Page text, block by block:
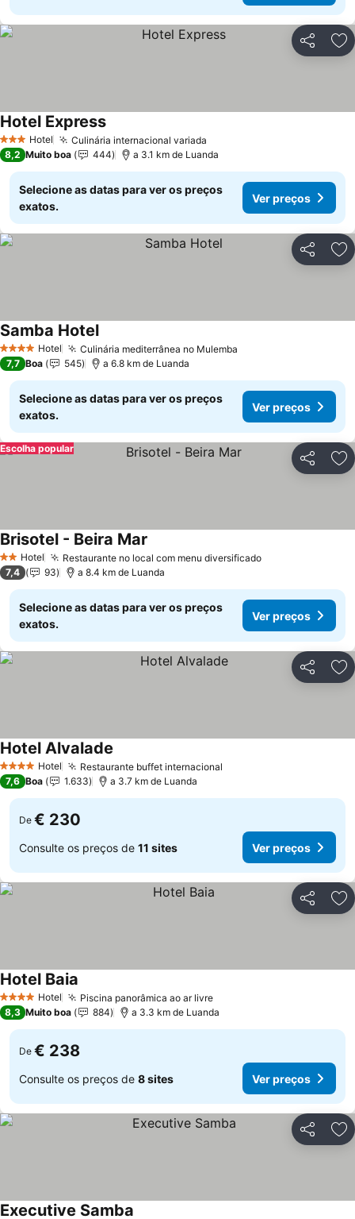
Partilhar
3 EstrelasHotel Culinária internacional variada
Hotel ExpressVer preços
8,2 Muito boa 444 a 3.1 km de Luanda
Selecione as datas para ver os preços
exatos.
Ver preços
Partilhar
4 EstrelasHotel Culinária mediterrânea no Mulemba
Samba HotelVer preços
7,7 Boa 545 a 6.8 km de Luanda
Selecione as datas para ver os preços
exatos.
Ver preços
Partilhar
Escolha popular
2 Estrelas
Hotel Restaurante no local com menu diversificadoVer preços
Brisotel - Beira Mar
7,4 93 a 8.4 km de Luanda
Selecione as datas para ver os preços
exatos.
Ver preços
Partilhar
4 EstrelasHotel Restaurante buffet internacional
Hotel Alvalade
7,6 Boa 1.633 a 3.7 km de Luanda
De € 230
Consulte os preços de 11 sites Ver preços
Partilhar
4 EstrelasHotel Piscina panorâmica ao ar livreVer preços
Hotel Baia
8,3 Muito boa 884 a 3.3 km de Luanda
De € 238
Consulte os preços de 8 sites Ver preços
Partilhar
Executive Samba